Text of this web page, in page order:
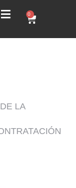
0
LA